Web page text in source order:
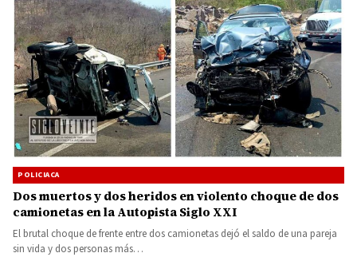
POLICIACA
Dos muertos y dos heridos en violento choque de dos
camionetas en la Autopista Siglo XXI
El brutal choque de frente entre dos camionetas dejó el saldo de una pareja
sin vida y dos personas más…